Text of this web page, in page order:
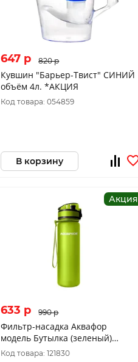
647 p 820 p
Кувшин "Барьер-Твист" СИНИЙ
объём 4л. *АКЦИЯ
Код товара: 054859
В корзину
Акция
633 p 990 p
Фильтр-насадка Аквафор
модель Бутылка (зеленый)
*АКЦИЯ
Код товара: 121830